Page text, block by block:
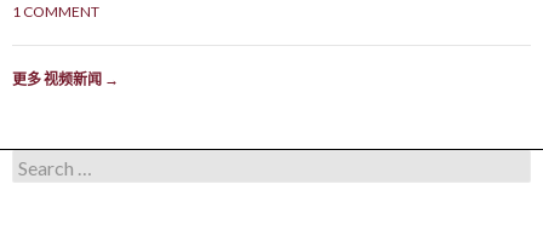
1 COMMENT
更多 视频新闻 →
Search for: